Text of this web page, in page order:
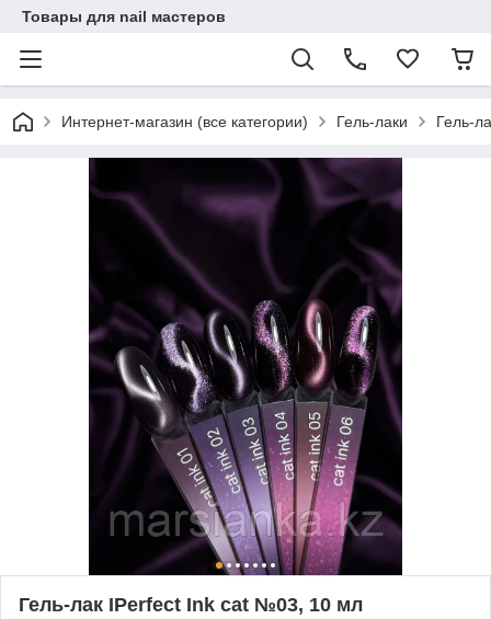
Товары для nail мастеров
Интернет-магазин (все категории) Гель-лаки Гель-
Гель-лак IPerfect Ink cat №03, 10 мл